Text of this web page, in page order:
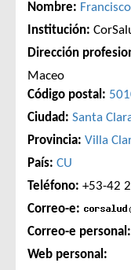
Nombre:
Institución:
Dirección
Maceo
Código postal:
Ciudad: Santa
Provincia: Villa
País: CU
Teléfono: +53-42
Correo-e:
Correo-e personal:
Web personal: